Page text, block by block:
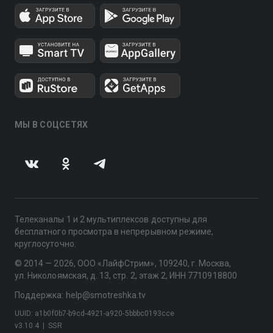
МЫ В СОЦСЕТЯХ
Телеканалы 1 и 2 мультиплексов доступны для
бесплатного просмотра в непрерывном режиме,
круглосуточно.
© 2014 — 2026, ООО «ЛайфСтрим», 109240, г. Москва,
ул. Николоямская, д. 13, стр. 2, этаж 2, ИНН 7710918800
Поддержка: help@smotreshka.tv
v3.10.4 SSR
UUID: a1b0f0b7-b9cd-4921-a920-5bbbc0193cce